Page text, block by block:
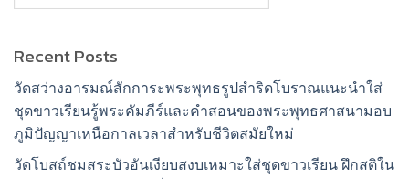
Recent Posts
วัดสว่างอารมณ์สักการะพระพุทธรูปสำริดโบราณแนะนำใส่
ชุดขาวเรียนรู้พระคัมภีร์และคำสอนของพระพุทธศาสนามอบ
ภูมิปัญญาเหนือกาลเวลาสำหรับชีวิตสมัยใหม่
วัดโบสถ์ชมสระบัวอันเงียบสงบเหมาะใส่ชุดขาวเรียน ฝึกสติใน